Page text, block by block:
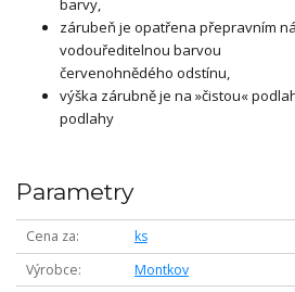
barvy,
zárubeň je opatřena přepravním
vodouředitelnou barvou
červenohnědého odstínu,
výška zárubně je na »čistou«
podlahy
Parametry
Cena za
ks
Výrobce
Montkov